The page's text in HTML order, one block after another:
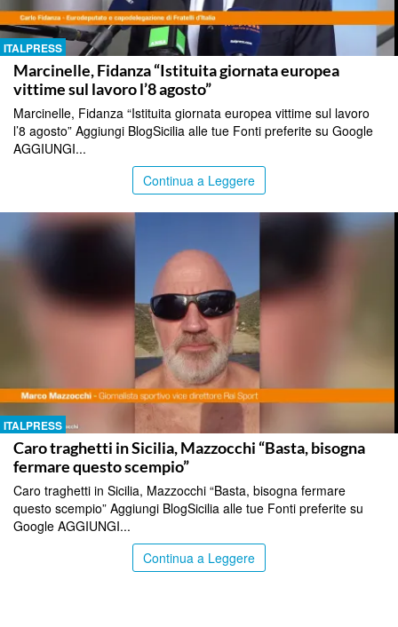
ITALPRESS
Marcinelle, Fidanza “Istituita giornata europea
vittime sul lavoro l’8 agosto”
Marcinelle, Fidanza “Istituita giornata europea vittime sul lavoro
l’8 agosto” Aggiungi BlogSicilia alle tue Fonti preferite su Google
AGGIUNGI...
Continua a Leggere
ITALPRESS
Caro traghetti in Sicilia, Mazzocchi “Basta, bisogna
fermare questo scempio”
Caro traghetti in Sicilia, Mazzocchi “Basta, bisogna fermare
questo scempio” Aggiungi BlogSicilia alle tue Fonti preferite su
Google AGGIUNGI...
Continua a Leggere